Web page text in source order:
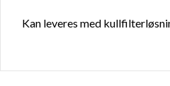
Kan leveres med